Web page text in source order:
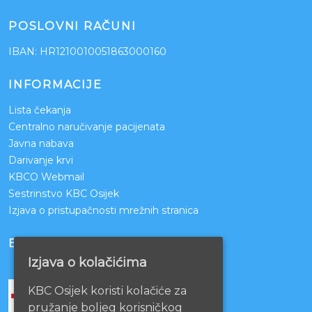
POSLOVNI RAČUNI
IBAN: HR1210010051863000160
INFORMACIJE
Lista čekanja
Centralno naručivanje pacijenata
Javna nabava
Darivanje krvi
KBCO Webmail
Sestrinstvo KBC Osijek
Izjava o pristupačnosti mrežnih stranica
BOLNICE PARTNERI
Izjava o kolačićima
KBC Osijek koristi kolačiće za
pružanje boljeg korisničkog